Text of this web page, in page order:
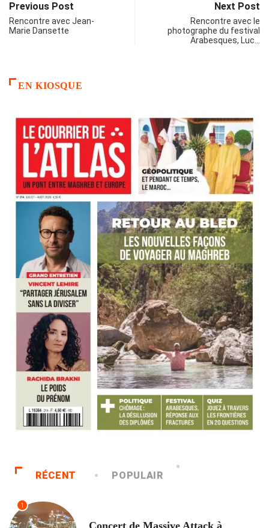
Previous Post
Rencontre avec Jean-
Marie Dansette
Next Post
Rencontre avec le
photographe du festival
Arabesques, Luc…
EN KIOSQUE
RÉCENT POPULAIR
1